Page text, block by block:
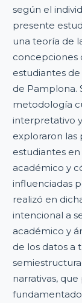
según el
presente
una teoría de
concepciones
estudiantes
de Pamplona.
metodología
interpretativo
exploraron las
estudiantes
académico y
influenciadas
realizó en
intencional a
académico y
de los datos a
narrativas,